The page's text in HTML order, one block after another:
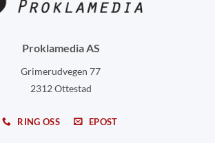
Proklamedia AS
Grimerudvegen 77
2312 Ottestad
RING OSS EPOST